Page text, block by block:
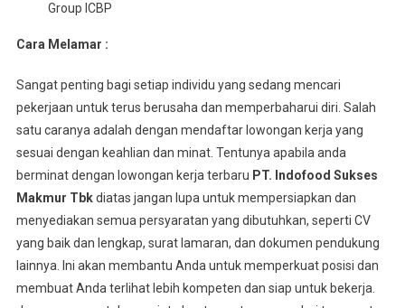
Group ICBP
Cara Melamar :
Sangat penting bagi setiap individu yang sedang mencari
pekerjaan untuk terus berusaha dan memperbaharui diri. Salah
satu caranya adalah dengan mendaftar lowongan kerja yang
sesuai dengan keahlian dan minat. Tentunya apabila anda
berminat dengan lowongan kerja terbaru PT. Indofood Sukses
Makmur Tbkdiatas jangan lupa untuk mempersiapkan dan
menyediakan semua persyaratan yang dibutuhkan, seperti CV
yang baik dan lengkap, surat lamaran, dan dokumen pendukung
lainnya. Ini akan membantu Anda untuk memperkuat posisi dan
membuat Anda terlihat lebih kompeten dan siap untuk bekerja.